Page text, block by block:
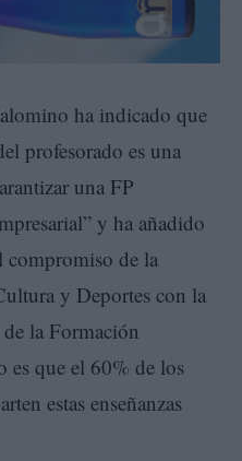
ha indicado que
profesorado es una
una FP
y ha añadido
compromiso de la
y Deportes con la
la Formación
es que el 60% de los
estas enseñanzas